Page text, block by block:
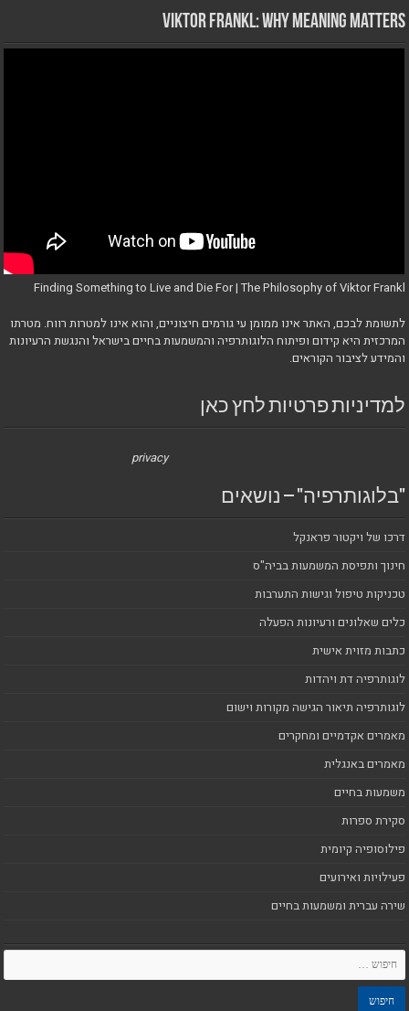
Viktor Frankl: Why Meaning Matters
Finding Something to Live and Die For | The Philosophy of Viktor Frankl
לתשומת לבכם, האתר אינו ממומן עי גורמים חיצוניים, והוא אינו למטרות רווח. מטרתו
המרכזית היא קידום ופיתוח הלוגותרפיה והמשמעות בחיים בישראל והנגשת הרעיונות
והמידע לציבור הקוראים.
למדיניות פרטיות לחץ כאן
privacy
"בלוגותרפיה" – נושאים
דרכו של ויקטור פראנקל
חינוך ותפיסת המשמעות בביה"ס
טכניקות טיפול וגישות התערבות
כלים שאלונים ורעיונות הפעלה
כתבות מזוית אישית
לוגותרפיה דת ויהדות
לוגותרפיה תיאור הגישה מקורות וישום
מאמרים אקדמיים ומחקרים
מאמרים באנגלית
משמעות בחיים
סקירת ספרות
פילוסופיה קיומית
פעילויות ואירועים
שירה עברית ומשמעות בחיים